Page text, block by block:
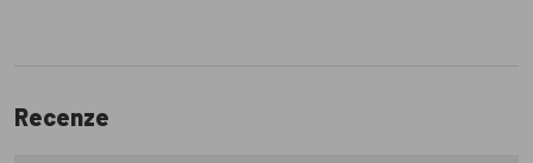
Recenze